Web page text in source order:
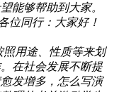
能够帮助到大家。
位同行：大家好！
照用途、性质等来划
在社会发展不断提
发增多，怎么写演